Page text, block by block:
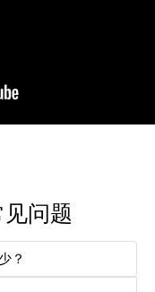
问题
？